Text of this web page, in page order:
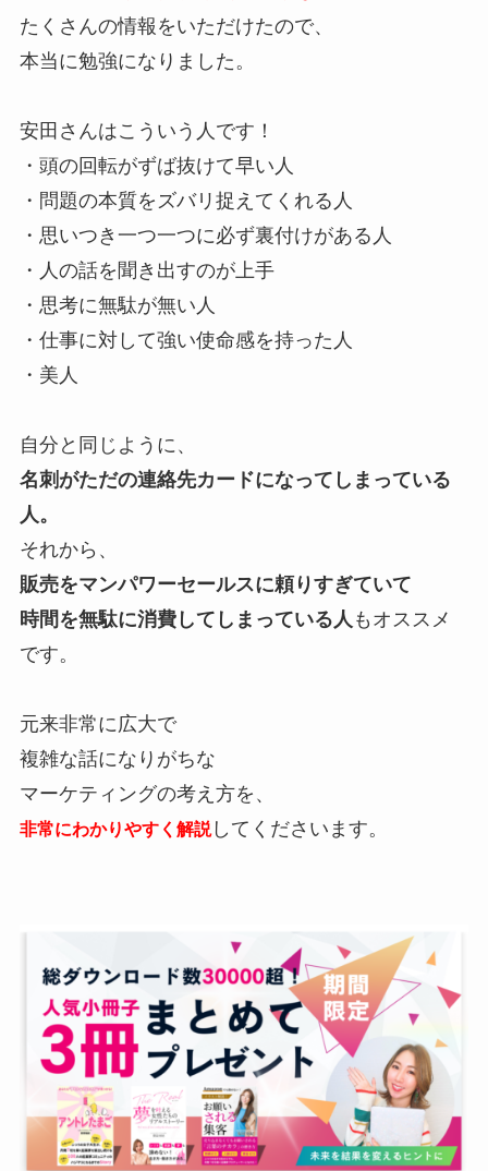
たくさんの情報をいただけたので、
本当に勉強になりました。
安田さんはこういう人です！
・頭の回転がずば抜けて早い人
・問題の本質をズバリ捉えてくれる人
・思いつき一つ一つに必ず裏付けがある人
・人の話を聞き出すのが上手
・思考に無駄が無い人
・仕事に対して強い使命感を持った人
・美人
自分と同じように、
名刺がただの連絡先カードになってしまっている
人。
それから、
販売をマンパワーセールスに頼りすぎていて
時間を無駄に消費してしまっている人 もオススメ
です。
元来非常に広大で
複雑な話になりがちな
マーケティングの考え方を、
非常にわかりやすく解説してくださいます。